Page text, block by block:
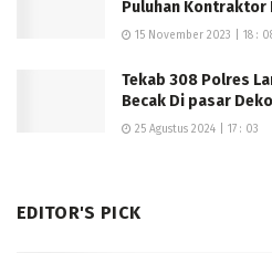
Puluhan Kontraktor
15 November 2023 | 18 :
Tekab 308 Polres
Becak Di pasar
25 Agustus 2024 | 17 : 03
EDITOR'S PICK